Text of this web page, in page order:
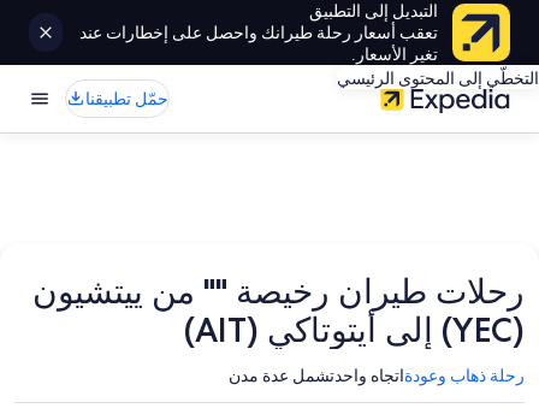
التبديل إلى التطبيق
تعقب أسعار رحلة طيرانك واحصل على إخطارات عند
تغير الأسعار.
التخطّي إلى المحتوى الرئيسي
حمّل تطبيقنا
رحلات طيران رخيصة "" من ييتشيون
(YEC) إلى أيتوتاكي (AIT)
رحلة ذهاب وعودةاتجاه واحدتشمل عدة مدن